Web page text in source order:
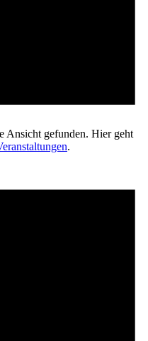
Ansicht gefunden. Hier geht
.